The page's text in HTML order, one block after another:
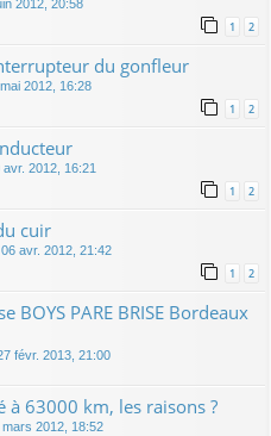
2012, 20:58
1 2
du gonfleur
2012, 16:28
1 2
avr. 2012, 16:21
1 2
cuir
06 avr. 2012, 21:42
1 2
BOYS PARE BRISE Bordeaux
févr. 2013, 21:00
à 63000 km, les raisons ?
mars 2012, 18:52